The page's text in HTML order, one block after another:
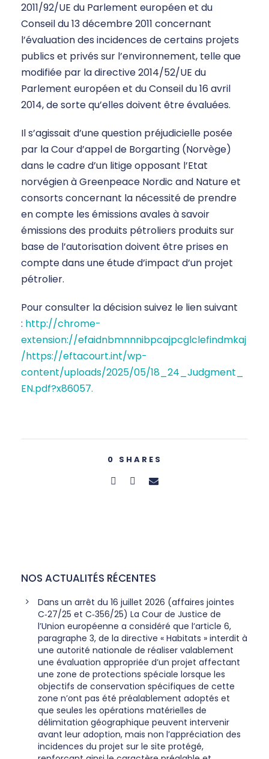
2011/92/UE du Parlement européen et du
Conseil du 13 décembre 2011 concernant
l’évaluation des incidences de certains projets
publics et privés sur l’environnement, telle que
modifiée par la directive 2014/52/UE du
Parlement européen et du Conseil du 16 avril
2014, de sorte qu’elles doivent être évaluées.
Il s’agissait d’une question préjudicielle posée
par la Cour d’appel de Borgarting (Norvège)
dans le cadre d’un litige opposant l’Etat
norvégien à Greenpeace Nordic and Nature et
consorts concernant la nécessité de prendre
en compte les émissions avales à savoir
émissions des produits pétroliers produits sur
base de l’autorisation doivent être prises en
compte dans une étude d’impact d’un projet
pétrolier.
Pour consulter la décision suivez le lien suivant
: http://chrome-
extension://efaidnbmnnnibpcajpcglclefindmkaj
/https://eftacourt.int/wp-
content/uploads/2025/05/18_24_Judgment_
EN.pdf?x86057.
0 SHARES
NOS ACTUALITÉS RÉCENTES
Dans un arrêt du 16 juillet 2026 (affaires jointes
C‑27/25 et C‑356/25) La Cour de Justice de
l’Union européenne a considéré que l’article 6,
paragraphe 3, de la directive « Habitats » interdit à
une autorité nationale de réaliser valablement
une évaluation appropriée d’un projet affectant
une zone de protections spéciale lorsque les
objectifs de conservation spécifiques de cette
zone n’ont pas été préalablement adoptés et
que seules les opérations matérielles de
délimitation géographique peuvent intervenir
avant leur adoption, mais non l’appréciation des
incidences du projet sur le site protégé,